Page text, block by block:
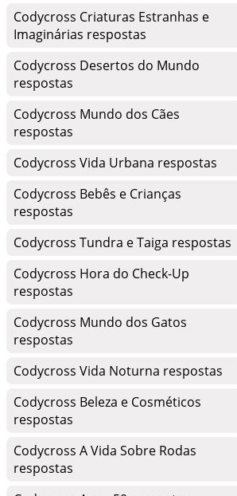
Codycross Criaturas Estranhas e
Imaginárias respostas
Codycross Desertos do Mundo
respostas
Codycross Mundo dos Cães
respostas
Codycross Vida Urbana respostas
Codycross Bebês e Crianças
respostas
Codycross Tundra e Taiga respostas
Codycross Hora do Check-Up
respostas
Codycross Mundo dos Gatos
respostas
Codycross Vida Noturna respostas
Codycross Beleza e Cosméticos
respostas
Codycross A Vida Sobre Rodas
respostas